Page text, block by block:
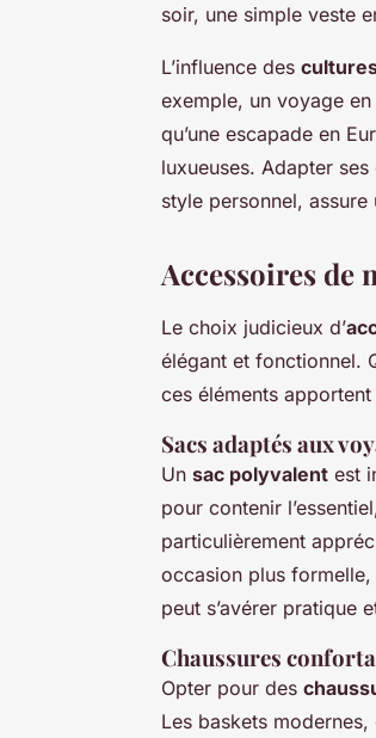
soir, une simple veste
L’influence des
exemple, un voyage
qu’une escapade en
luxueuses. Adapter
style personnel,
Accessoires de
Le choix judicieux d’
élégant et fonctionnel.
ces éléments
Sacs adaptés aux
Un sac polyvalent est
pour contenir
particulièrement
occasion plus
peut s’avérer pratique
Chaussures
Opter pour des
Les baskets